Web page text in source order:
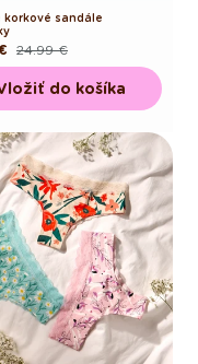
korkové sandále
24.99 €
do košíka